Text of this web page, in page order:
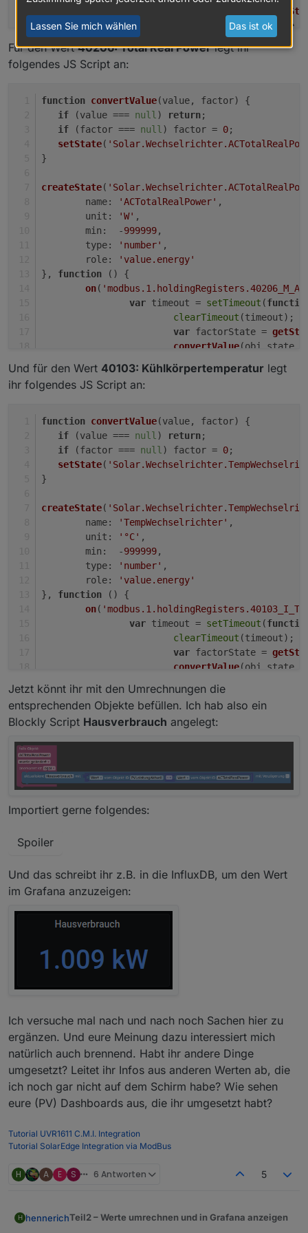
convertValue(obj.state
		},
	});
var factorState =
convertValue(valueState ? valueState.
Für den Wert40206: Total Real Powerlegt ihr
folgendes JS Script an:
function convertValue(value, factor) {
if (value === null) return;
if (factor === null) factor = 0;
setState(
}
createState(
name: 'ACTotalRealPower' ,
unit : 'W' ,
min :  -999999,
type: 'number' ,
role:
'value.energy'
}, function ( ) {
on(
var timeout = setTimeout (
clearTimeout (timeout);
var factorState =
convertValue(obj. state
	});
var factorState =
convertValue(valueState ? valueState.
Und für den Wert 40103: Kühlkörpertemperatur legt
ihr folgendes JS Script an:
function convertValue(value, factor) {
if (value === null) return;
if (factor === null) factor = 0;
setState(
}
createState(
name: 'TempWechselrichter' ,
unit : '°C' ,
min :  -999999,
type: 'number' ,
role:
'value.energy'
}, function ( ) {
on(
var timeout = setTimeout (
clearTimeout (timeout);
var factorState =
convertValue(obj. state
	});
var factorState = getState(
var valueState = getState
convertValue(valueState ? valueState.val
});
Jetzt könnt ihr mit den Umrechnungen die
entsprechenden Objekte befüllen. Ich hab also ein
Blockly Script Hausverbrauch angelegt:
Importiert gerne folgendes:
Spoiler
Und das schreibt ihr z.B. in die InfluxDB, um den Wert
im Grafana anzuzeigen:
Ich versuche mal nach und nach noch Sachen hier zu
ergänzen. Und eure Meinung dazu interessiert mich
natürlich auch brennend. Habt ihr andere Dinge
umgesetzt? Leitet ihr Infos aus anderen Werten ab, die
ich noch gar nicht auf dem Schirm habe? Wie sehen
eure (PV) Dashboards aus, die ihr umgesetzt habt?
Tutorial UVR1611 C.M.I. Integration
Tutorial SolarEdge Integration via ModBus
H A E S 6 Antworten 5
H hennerichTeil2 – Werte umrechnen und in Grafana anzeigen
Lassen Sie mich wählen Das ist ok